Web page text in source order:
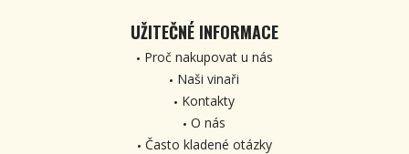
UŽITEČNÉ INFORMACE
Proč nakupovat u nás
Naši vinaři
Kontakty
O nás
Často kladené otázky